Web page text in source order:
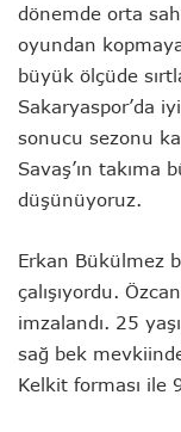
dönemde orta
oyundan
büyük ölçüde
Sakaryaspor’da
sonucu sezonu
Savaş’ın takıma
düşünüyoruz.
Erkan Bükülmez
çalışıyordu.
imzalandı. 25
sağ bek
Kelkit forması ile